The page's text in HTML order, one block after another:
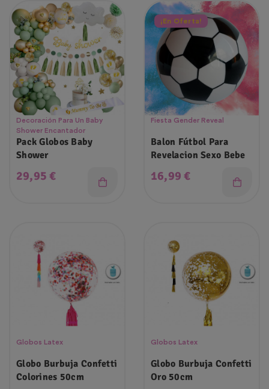
Decoración Para Un Baby
Shower Encantador
Pack Globos Baby
Shower
Precio
29,95 €
¡En Oferta!
Fiesta Gender Reveal
Balon Fútbol Para
Revelacion Sexo Bebe
Precio
16,99 €
Globos Latex
Globo Burbuja Confetti
Colorines 50cm
Globos Latex
Globo Burbuja Confetti
Oro 50cm